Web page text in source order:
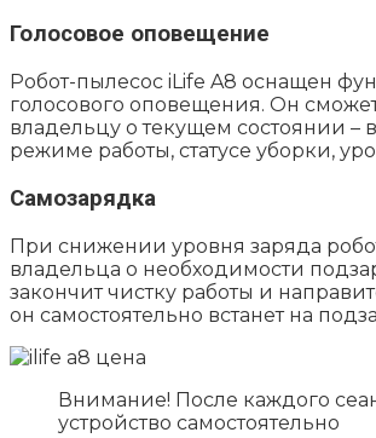
Голосовое оповещение
Робот-пылесос iLife A8 оснащен
голосового оповещения. Он
владельцу о текущем состоянии –
режиме работы, статусе уборки,
Самозарядка
При снижении уровня заряда
владельца о необходимости
закончит чистку работы и
он самостоятельно встанет на
Внимание! После каждого
устройство самостоятельно